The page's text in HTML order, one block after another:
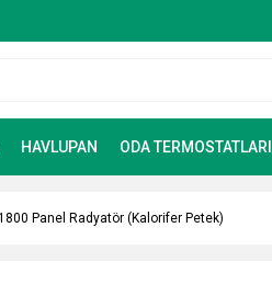
HAVLUPAN ODA TERMOSTATLARI
Panel Radyatör (Kalorifer Petek)